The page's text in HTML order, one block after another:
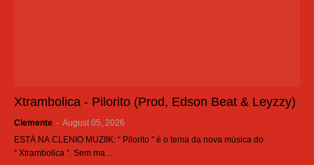
Xtrambolica - Pilorito (Prod, Edson Beat & Leyzzy)
Clemente - August 05, 2026
ESTÁ NA CLENIO MUZIIK: “ Pilorito ” é o tema da nova música do
“ Xtrambolica ”. Sem ma…